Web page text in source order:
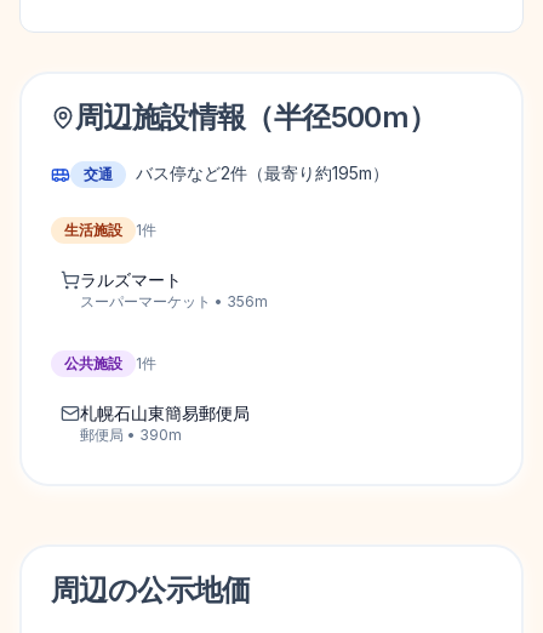
周辺施設情報（半径500m）
交通 バス停など2件 （最寄り約195m）
生活施設 1件
ラルズマート
スーパーマーケット • 356m
公共施設 1件
札幌石山東簡易郵便局
郵便局 • 390m
周辺の公示地価